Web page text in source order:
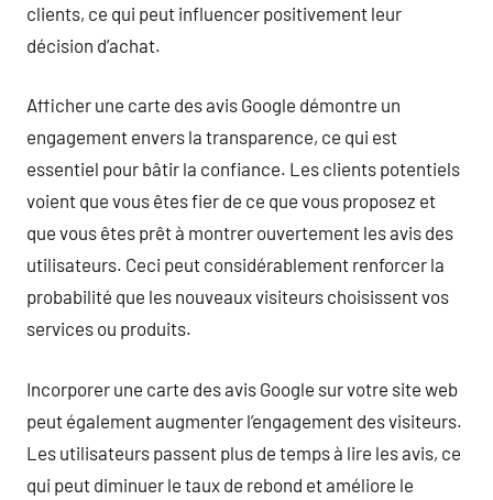
clients, ce qui peut influencer positivement leur
décision d’achat.
Afficher une carte des avis Google démontre un
engagement envers la transparence, ce qui est
essentiel pour bâtir la confiance. Les clients potentiels
voient que vous êtes fier de ce que vous proposez et
que vous êtes prêt à montrer ouvertement les avis des
utilisateurs. Ceci peut considérablement renforcer la
probabilité que les nouveaux visiteurs choisissent vos
services ou produits.
Incorporer une carte des avis Google sur votre site web
peut également augmenter l’engagement des visiteurs.
Les utilisateurs passent plus de temps à lire les avis, ce
qui peut diminuer le taux de rebond et améliore le